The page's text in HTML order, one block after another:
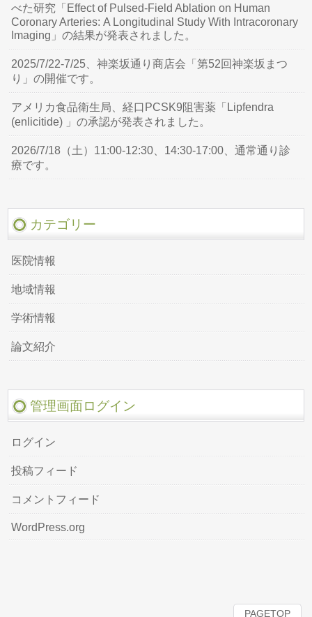
べた研究「Effect of Pulsed-Field Ablation on Human
Coronary Arteries: A Longitudinal Study With Intracoronary
Imaging」の結果が発表されました。
2025/7/22-7/25、神楽坂通り商店会「第52回神楽坂まつ
り」の開催です。
アメリカ食品衛生局、経口PCSK9阻害薬「Lipfendra
(enlicitide) 」の承認が発表されました。
2026/7/18（土）11:00-12:30、14:30-17:00、通常通り診
療です。
カテゴリー
医院情報
地域情報
学術情報
論文紹介
管理画面ログイン
ログイン
投稿フィード
コメントフィード
WordPress.org
PAGETOP